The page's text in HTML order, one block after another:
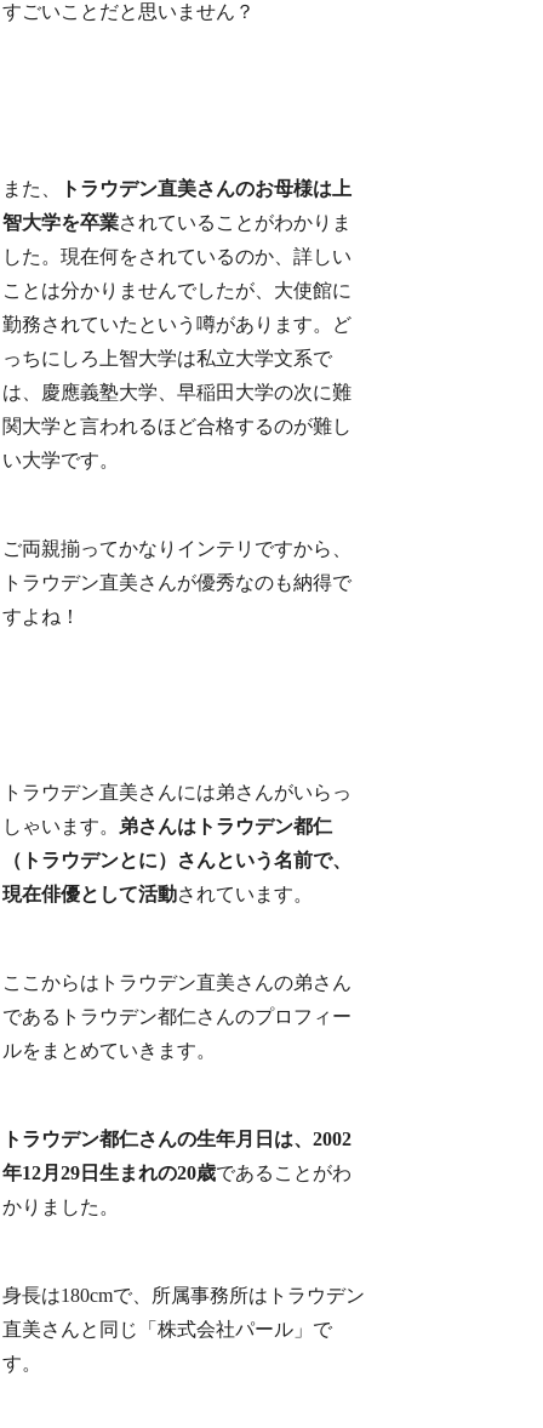
すごいことだと思いません？
また、
トラウデン直美さんのお母様は上
智大学を卒業されていることがわかりま
した。現在何をされているのか、詳しい
ことは分かりませんでしたが、大使館に
勤務されていたという噂があります。ど
っちにしろ上智大学は私立大学文系で
は、慶應義塾大学、早稲田大学の次に難
関大学と言われるほど合格するのが難し
い大学です。
ご両親揃ってかなりインテリですから、
トラウデン直美さんが優秀なのも納得で
すよね！
トラウデン直美さんには弟さんがいらっ
しゃいます。
弟さんはトラウデン都仁
（トラウデンとに）さんという名前で、
現在俳優として活動されています。
ここからはトラウデン直美さんの弟さん
であるトラウデン都仁さんのプロフィー
ルをまとめていきます。
トラウデン都仁さんの生年月日は、2002
年12月29日生まれの20歳であることがわ
かりました。
身長は180cmで、所属事務所はトラウデン
直美さんと同じ「株式会社パール」で
す。